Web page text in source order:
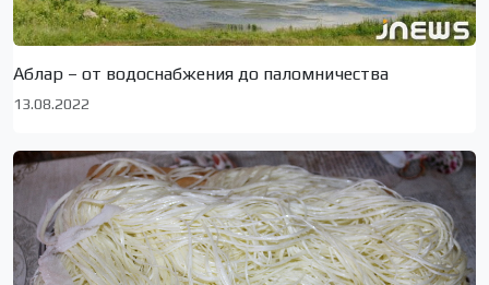
Аблар – от водоснабжения до паломничества
13.08.2022